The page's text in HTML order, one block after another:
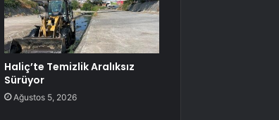
Haliç’te Temizlik Aralıksız
Sürüyor
Ağustos 5, 2026